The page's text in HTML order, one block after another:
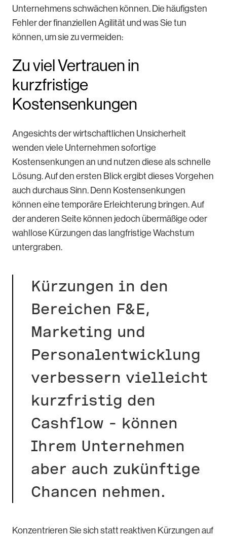
Unternehmens schwächen können. Die häufigsten
Fehler der finanziellen Agilität und was Sie tun
können, um sie zu vermeiden:
Zu viel Vertrauen in
kurzfristige
Kostensenkungen
Angesichts der wirtschaftlichen Unsicherheit
wenden viele Unternehmen sofortige
Kostensenkungen an und nutzen diese als schnelle
Lösung. Auf den ersten Blick ergibt dieses Vorgehen
auch durchaus Sinn. Denn Kostensenkungen
können eine temporäre Erleichterung bringen. Auf
der anderen Seite können jedoch übermäßige oder
wahllose Kürzungen das langfristige Wachstum
untergraben.
Kürzungen in den
Bereichen F&E,
Marketing und
Personalentwicklung
verbessern vielleicht
kurzfristig den
Cashflow – können
Ihrem Unternehmen
aber auch zukünftige
Chancen nehmen.
Konzentrieren Sie sich statt reaktiven Kürzungen auf